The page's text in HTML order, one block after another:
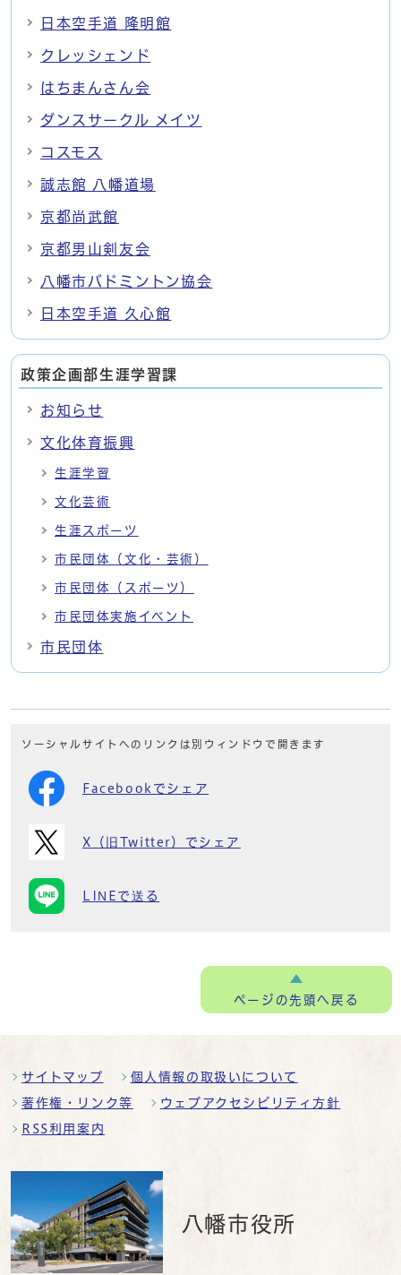
日本空手道 隆明館
クレッシェンド
はちまんさん会
ダンスサークル メイツ
コスモス
誠志館 八幡道場
京都尚武館
京都男山剣友会
八幡市バドミントン協会
日本空手道 久心館
政策企画部生涯学習課
お知らせ
文化体育振興
生涯学習
文化芸術
生涯スポーツ
市民団体（文化・芸術）
市民団体（スポーツ）
市民団体実施イベント
市民団体
ソーシャルサイトへのリンクは別ウィンドウで開きます
Facebookでシェア
X（旧Twitter）でシェア
LINEで送る
ページの先頭へ戻る
サイトマップ 個人情報の取扱いについて
著作権・リンク等 ウェブアクセシビリティ方針
RSS利用案内
八幡市役所